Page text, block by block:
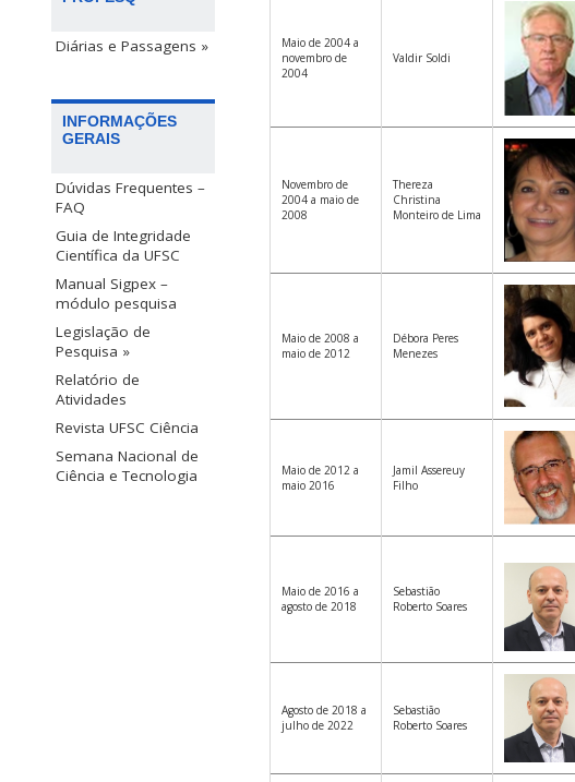
Diárias e Passagens »
INFORMAÇÕES
GERAIS
Dúvidas Frequentes –
FAQ
Guia de Integridade
Científica da UFSC
Manual Sigpex –
módulo pesquisa
Legislação de
Pesquisa »
Relatório de
Atividades
Revista UFSC Ciência
Semana Nacional de
Ciência e Tecnologia
Maio de 2004 a
novembro de
2004
Valdir Soldi
Novembro de
2004 a maio de
2008
Thereza
Christina
Monteiro de Lima
Maio de 2008 a
maio de 2012
Débora Peres
Menezes
Maio de 2012 a
maio 2016
Jamil Assereuy
Filho
Maio de 2016 a
agosto de 2018
Sebastião
Roberto Soares
Agosto de 2018 a
julho de 2022
Sebastião
Roberto Soares